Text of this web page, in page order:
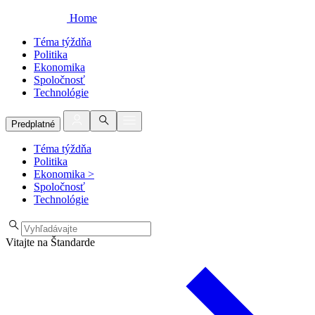
Home
Téma týždňa
Politika
Ekonomika
Spoločnosť
Technológie
Predplatné
Téma týždňa
Politika
Ekonomika >
Spoločnosť
Technológie
Vitajte na Štandarde